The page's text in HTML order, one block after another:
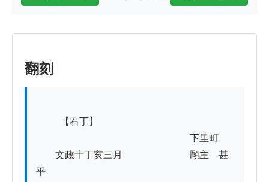
翻刻
下里町
文政十丁亥三月　　　　　　　願主　甚
平